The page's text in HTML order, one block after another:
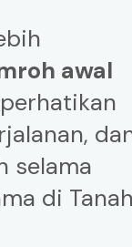
awal
selama
di